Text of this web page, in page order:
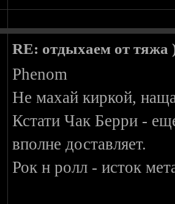
RE: отдыхаем от тяжа
Phenom
Не махай киркой,
Кстати Чак Берри -
вполне доставляет.
Рок н ролл - исток